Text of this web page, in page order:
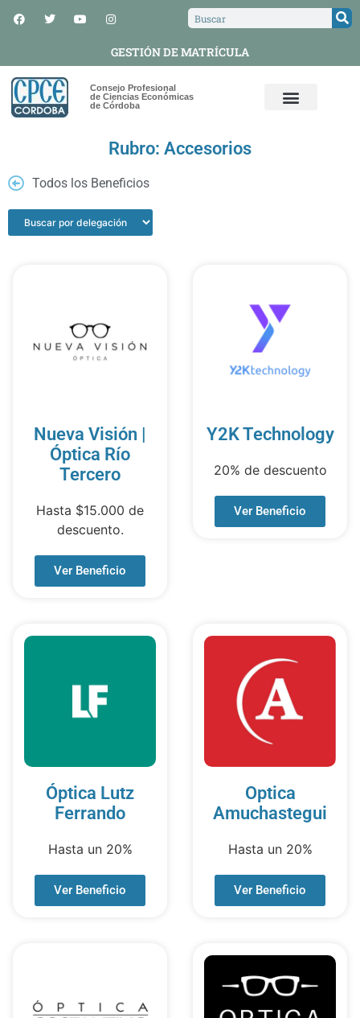
GESTIÓN DE MATRÍCULA
Consejo Profesional
de Ciencias Económicas
de Córdoba
Rubro: Accesorios
Todos los Beneficios
Nueva Visión |
Óptica Río
Tercero
Hasta $15.000 de
descuento.
Ver Beneficio
Y2K Technology
20% de descuento
Ver Beneficio
Óptica Lutz
Ferrando
Hasta un 20%
Ver Beneficio
Optica
Amuchastegui
Hasta un 20%
Ver Beneficio